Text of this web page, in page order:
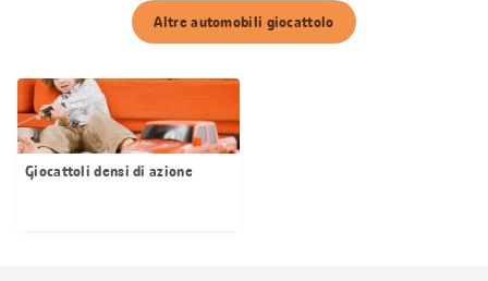
Altre automobili giocattolo
Giocattoli densi di azione